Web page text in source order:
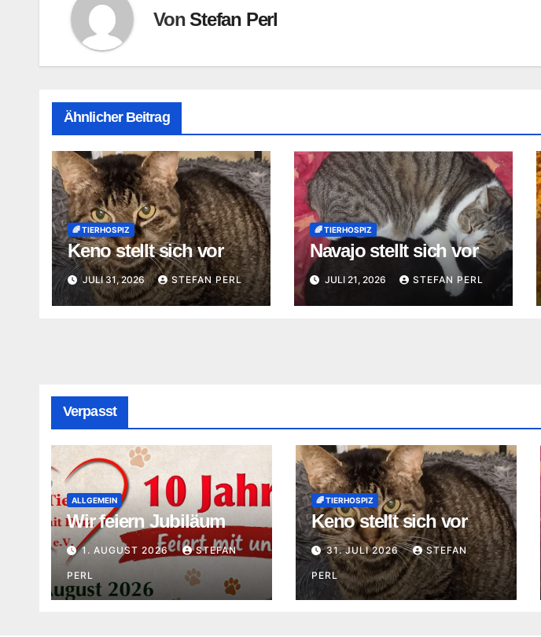
VonStefan Perl
Ähnlicher Beitrag
🌈 TIERHOSPIZ
Keno stellt sich vor
JULI 31, 2026 STEFAN PERL
🌈 TIERHOSPIZ
Navajo stellt sich vor
JULI 21, 2026 STEFAN PERL
Verpasst
ALLGEMEIN
Wir feiern Jubiläum
1. AUGUST 2026 STEFAN
PERL
🌈 TIERHOSPIZ
Keno stellt sich vor
31. JULI 2026 STEFAN
PERL